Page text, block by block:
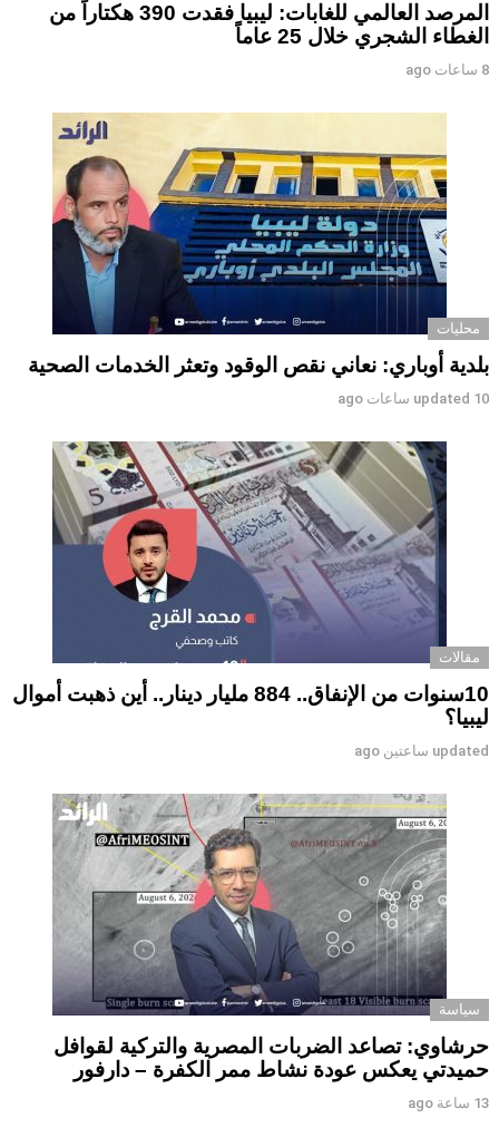
المرصد العالمي للغابات: ليبيا فقدت 390 هكتاراً من
الغطاء الشجري خلال 25 عاماً
8 ساعات ago
محليات
بلدية أوباري: نعاني نقص الوقود وتعثر الخدمات الصحية
updated 10 ساعات ago
مقالات
10سنوات من الإنفاق.. 884 مليار دينار.. أين ذهبت أموال
ليبيا؟
updated ساعتين ago
سياسة
حرشاوي: تصاعد الضربات المصرية والتركية لقوافل
حميدتي يعكس عودة نشاط ممر الكفرة – دارفور
13 ساعة ago